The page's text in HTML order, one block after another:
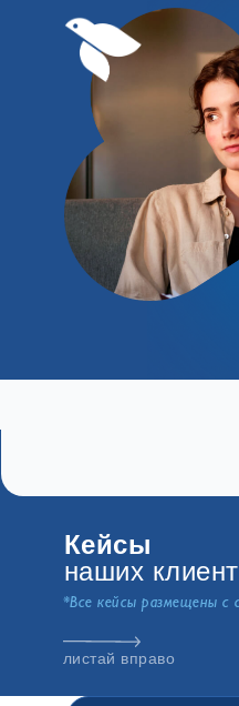
Кейсы
наших
*Все кейсы размещены с
листай вправо